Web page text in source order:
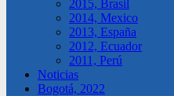
2015, Brasil
2014, Mexico
2013, España
2012, Ecuador
2011, Perú
Noticias
Bogotá, 2022